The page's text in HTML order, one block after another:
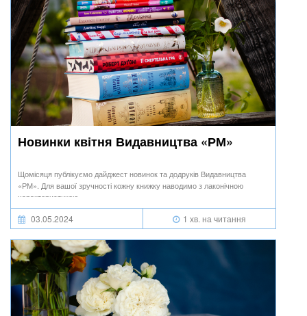
Новинки квітня Видавництва «РМ»
Щомісяця публікуємо дайджест новинок та додруків Видавництва
«РМ». Для вашої зручності кожну книжку наводимо з лаконічною
характеристикою.
03.05.2024 1 хв. на читання